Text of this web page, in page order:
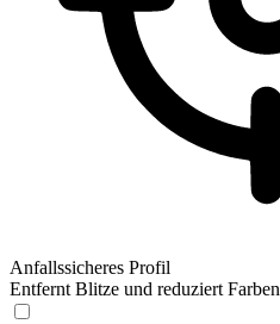
Anfallssicheres Profil
Entfernt Blitze und reduziert Farben